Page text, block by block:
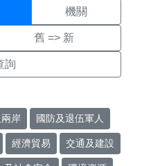
機關
舊 => 新
詢
岸 國防及退伍軍人
經濟貿易 交通及建設